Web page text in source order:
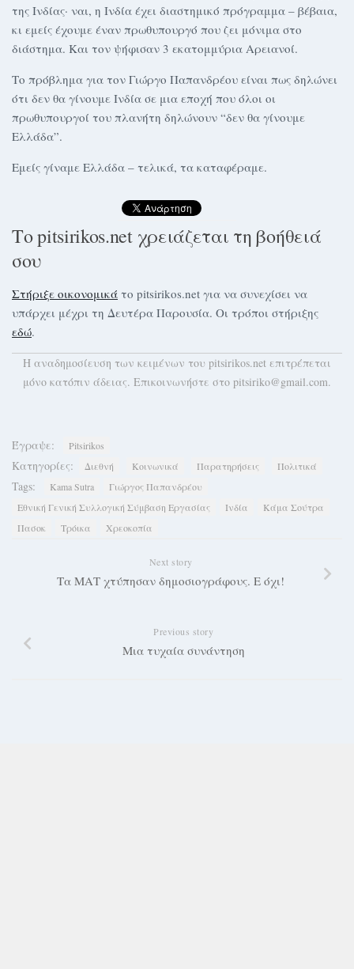
της Ινδίας· ναι, η Ινδία έχει διαστημικό πρόγραμμα – βέβαια,
κι εμείς έχουμε έναν πρωθυπουργό που ζει μόνιμα στο
διάστημα. Και τον ψήφισαν 3 εκατομμύρια Αρειανοί.
Το πρόβλημα για τον Γιώργο Παπανδρέου είναι πως δηλώνει
ότι δεν θα γίνουμε Ινδία σε μια εποχή που όλοι οι
πρωθυπουργοί του πλανήτη δηλώνουν “δεν θα γίνουμε
Ελλάδα”.
Εμείς γίναμε Ελλάδα – τελικά, τα καταφέραμε.
Το pitsirikos.net χρειάζεται τη βοήθειά
σου
Στήριξε οικονομικά το pitsirikos.net για να συνεχίσει να
υπάρχει μέχρι τη Δευτέρα Παρουσία. Οι τρόποι στήριξης
εδώ.
H αναδημοσίευση των κειμένων του pitsirikos.net επιτρέπεται
μόνο κατόπιν άδειας. Επικοινωνήστε στο pitsiriko@gmail.com.
Έγραψε: Pitsirikos
Κατηγορίες: Διεθνή Κοινωνικά Παρατηρήσεις Πολιτικά
Tags: Kama Sutra
Γιώργος Παπανδρέου
Εθνική Γενική Συλλογική Σύμβαση Εργασίας
Ινδία
Κάμα Σούτρα
Πασοκ
Τρόικα Χρεοκοπία
Next story
Τα ΜΑΤ χτύπησαν δημοσιογράφους. Ε όχι!
Previous story
Μια τυχαία συνάντηση